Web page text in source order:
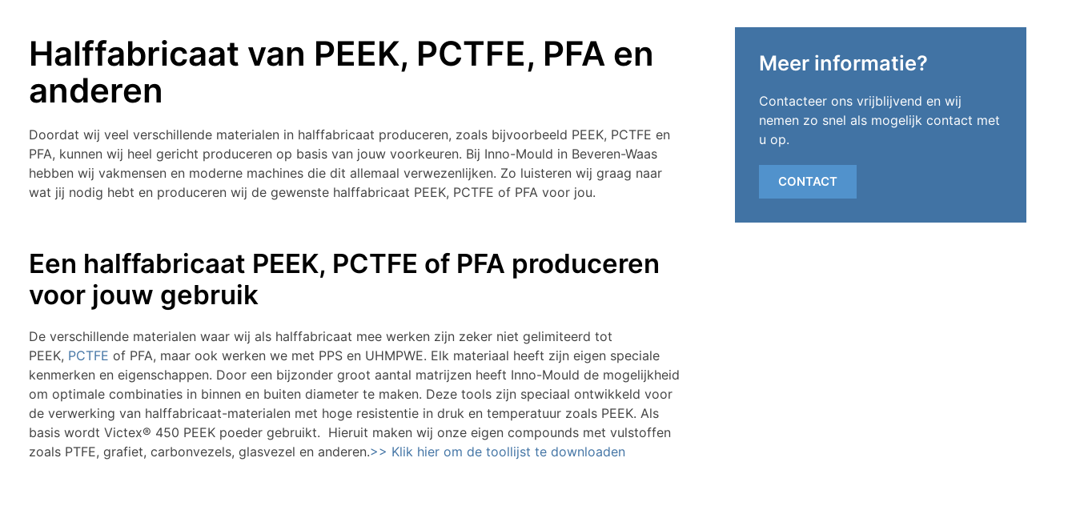
Halffabricaat van PEEK, PCTFE, PFA en
anderen
Doordat wij veel verschillende materialen in halffabricaat produceren, zoals bijvoorbeeld PEEK, PCTFE en
PFA, kunnen wij heel gericht produceren op basis van jouw voorkeuren. Bij Inno-Mould in Beveren-Waas
hebben wij vakmensen en moderne machines die dit allemaal verwezenlijken. Zo luisteren wij graag naar
wat jij nodig hebt en produceren wij de gewenste halffabricaat PEEK, PCTFE of PFA voor jou.
Een halffabricaat PEEK, PCTFE of PFA produceren
voor jouw gebruik
De verschillende materialen waar wij als halffabricaat mee werken zijn zeker niet gelimiteerd tot
PEEK, PCTFE of PFA, maar ook werken we met PPS en UHMPWE. Elk materiaal heeft zijn eigen speciale
kenmerken en eigenschappen. Door een bijzonder groot aantal matrijzen heeft Inno-Mould de mogelijkheid
om optimale combinaties in binnen en buiten diameter te maken. Deze tools zijn speciaal ontwikkeld voor
de verwerking van halffabricaat-materialen met hoge resistentie in druk en temperatuur zoals PEEK. Als
basis wordt Victex® 450 PEEK poeder gebruikt. Hieruit maken wij onze eigen compounds met vulstoffen
zoals PTFE, grafiet, carbonvezels, glasvezel en anderen.>> Klik hier om de toollijst te downloaden
Meer informatie?
Contacteer ons vrijblijvend en wij
nemen zo snel als mogelijk contact met
u op.
CONTACT